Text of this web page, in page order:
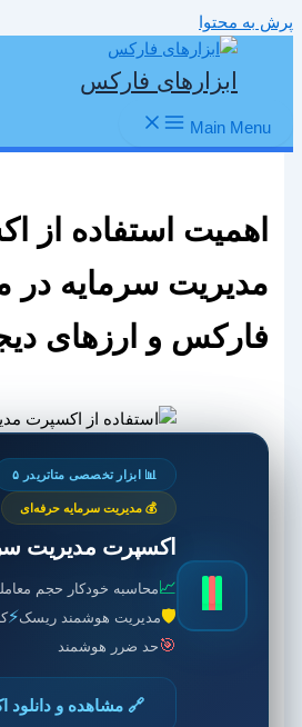
پرش به محتوا
ابزارهای فارکس
Main Menu
اهمیت استفاده از
مدیریت سرمایه در
فارکس و ارزهای
📊 ابزار تخصصی متاتریدر ۵
💰 مدیریت سرمایه حرفه‌ای
اکسپرت مدیریت
📈محاسبه خودکار حجم معامله
🛡️ مدیریت هوشمند ریسک⚡
🎯حد ضرر هوشمند
🔗 مشاهده و دانلود